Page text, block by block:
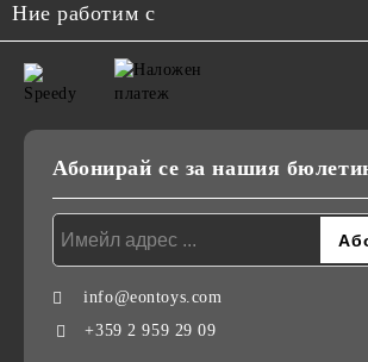
Ние работим с
Абонирай се за нашия
info@eontoys.com
+359 2 959 29 09